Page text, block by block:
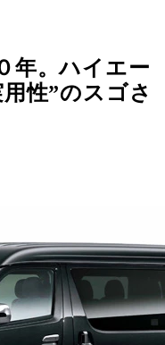
年。ハイエー
性”のスゴさ